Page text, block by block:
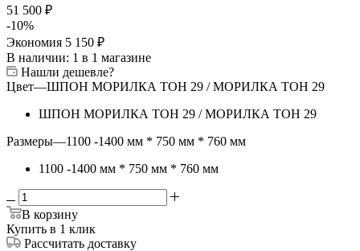
51 500 ₽
-10%
Экономия 5 150 ₽
В наличии: 1 в 1 магазине
Нашли дешевле?
Цвет—ШПОН МОРИЛКА ТОН 29 / МОРИЛКА ТОН 29
ШПОН МОРИЛКА ТОН 29 / МОРИЛКА ТОН 29
Размеры—1100 -1400 мм * 750 мм * 760 мм
1100 -1400 мм * 750 мм * 760 мм
В корзину
Купить в 1 клик
Рассчитать доставку